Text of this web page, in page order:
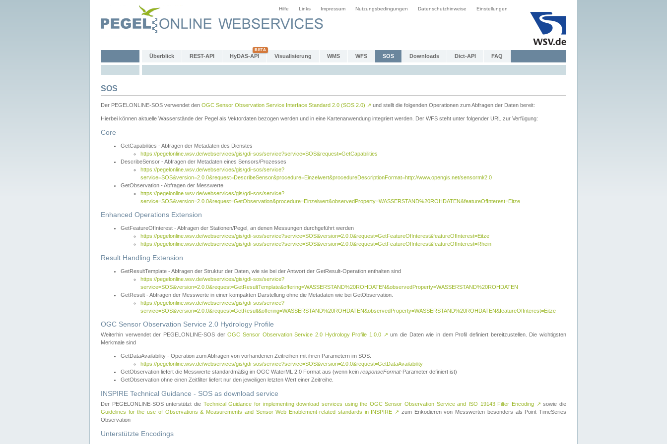
Hilfe Links Impressum Nutzungsbedingungen Datenschutzhinweise Einstellungen
Überblick REST-API HyDAS-API Visualisierung WMS WFS SOS Downloads Dict-API FAQ
SOS
Der PEGELONLINE-SOS verwendet den OGC Sensor Observation Service Interface Standard 2.0 (SOS 2.0) ↗ und stellt die folgenden Operationen zum Abfragen der Daten bereit:
Hierbei können aktuelle Wasserstände der Pegel als Vektordaten bezogen werden und in eine Kartenanwendung integriert werden. Der WFS steht unter folgender URL zur Verfügung:
Core
GetCapabilities - Abfragen der Metadaten des Dienstes
https://pegelonline.wsv.de/webservices/gis/gdi-sos/service?service=SOS&request=GetCapabilities
DescribeSensor - Abfragen der Metadaten eines Sensors/Prozesses
https://pegelonline.wsv.de/webservices/gis/gdi-sos/service?
service=SOS&version=2.0.0&request=DescribeSensor&procedure=Einzelwert&procedureDescriptionFormat=http://www.opengis.net/sensorml/2.0
GetObservation - Abfragen der Messwerte
https://pegelonline.wsv.de/webservices/gis/gdi-sos/service?
service=SOS&version=2.0.0&request=GetObservation&procedure=Einzelwert&observedProperty=WASSERSTAND%20ROHDATEN&featureOfInterest=Eitze
Enhanced Operations Extension
GetFeatureOfInterest - Abfragen der Stationen/Pegel, an denen Messungen durchgeführt werden
https://pegelonline.wsv.de/webservices/gis/gdi-sos/service?service=SOS&version=2.0.0&request=GetFeatureOfInterest&featureOfInterest=Eitze
https://pegelonline.wsv.de/webservices/gis/gdi-sos/service?service=SOS&version=2.0.0&request=GetFeatureOfInterest&featureOfInterest=Rhein
Result Handling Extension
GetResultTemplate - Abfragen der Struktur der Daten, wie sie bei der Antwort der GetResult-Operation enthalten sind
https://pegelonline.wsv.de/webservices/gis/gdi-sos/service?
service=SOS&version=2.0.0&request=GetResultTemplate&offering=WASSERSTAND%20ROHDATEN&observedProperty=WASSERSTAND%20ROHDATEN
GetResult - Abfragen der Messwerte in einer kompakten Darstellung ohne die Metadaten wie bei GetObservation.
https://pegelonline.wsv.de/webservices/gis/gdi-sos/service?
service=SOS&version=2.0.0&request=GetResult&offering=WASSERSTAND%20ROHDATEN&observedProperty=WASSERSTAND%20ROHDATEN&featureOfInterest=Eitze
OGC Sensor Observation Service 2.0 Hydrology Profile
Weiterhin verwendet der PEGELONLINE-SOS derOGC Sensor Observation Service 2.0 Hydrology Profile 1.0.0 ↗ um die Daten wie in dem Profil definiert bereitzustellen. Die wichtigsten
Merkmale sind
GetDataAvailability - Operation zum Abfragen von vorhandenen Zeitreihen mit ihren Parametern im SOS.
https://pegelonline.wsv.de/webservices/gis/gdi-sos/service?service=SOS&version=2.0.0&request=GetDataAvailability
GetObservation liefert die Messwerte standardmäßig im OGC WaterML 2.0 Format aus (wenn kein responseFormat-Parameter definiert ist)
GetObservation ohne einen Zeitfilter liefert nur den jeweiligen letzten Wert einer Zeitreihe.
INSPIRE Technical Guidance - SOS as download service
Der PEGELONLINE-SOS unterstützt die Technical Guidance for implementing download services using the OGC Sensor Observation Service and ISO 19143 Filter Encoding ↗ sowie die
Guidelines for the use of Observations & Measurements and Sensor Web Enablement-related standards in INSPIRE ↗ zum Enkodieren von Messwerten besonders als Point TimeSeries
Observation
Unterstützte Encodings